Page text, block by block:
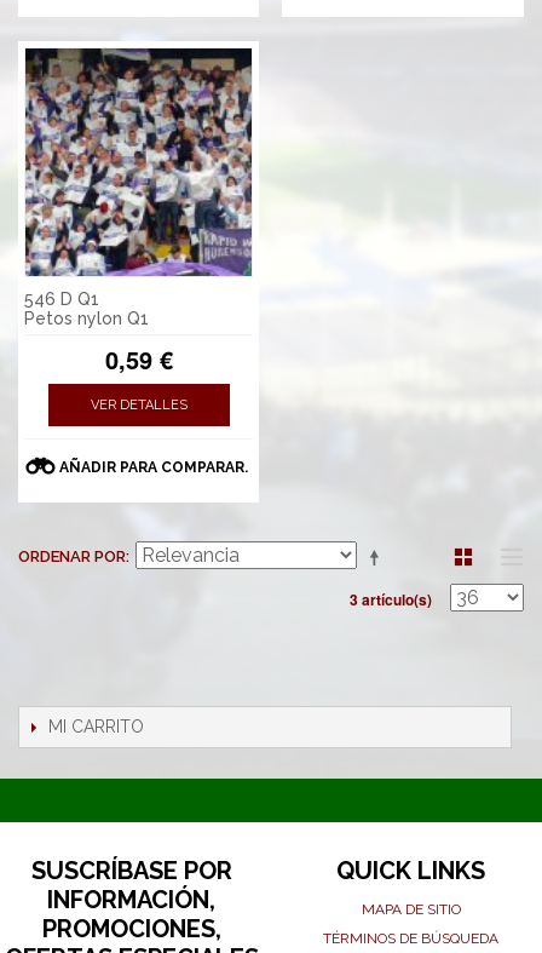
546 D Q1
Petos nylon Q1
0,59 €
VER DETALLES
AÑADIR PARA COMPARAR.
ORDENAR POR
3 artículo(s)
MI CARRITO
SUSCRÍBASE POR
INFORMACIÓN,
PROMOCIONES,
QUICK LINKS
MAPA DE SITIO
TÉRMINOS DE BÚSQUEDA